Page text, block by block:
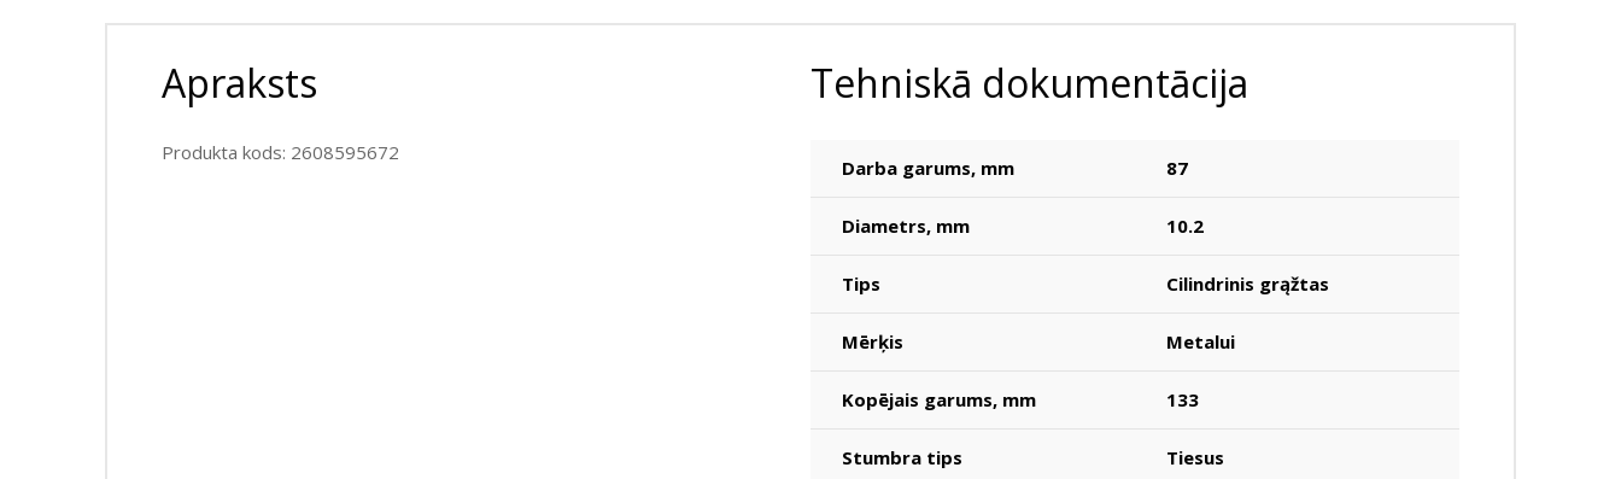
Apraksts
Produkta kods: 2608595672
Tehniskā dokumentācija
Darba garums, mm 87
Diametrs, mm 10.2
Tips Cilindrinis grąžtas
Mērķis Metalui
Kopējais garums, mm 133
Stumbra tips Tiesus